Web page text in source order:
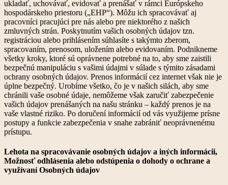
ukladať, uchovávať, evidovať a prenášať v rámci Európskeho
hospodárskeho priestoru („EHP“). Môžu ich spracovávať aj
pracovníci pracujúci pre nás alebo pre niektorého z našich
zmluvných strán. Poskytnutím vašich osobných údajov tzn.
registráciou alebo prihlásením súhlasíte s takýmto zberom,
spracovaním, prenosom, uložením alebo evidovaním. Podnikneme
všetky kroky, ktoré sú oprávnene potrebné na to, aby sme zaistili
bezpečnú manipuláciu s vašimi údajmi v súlade s týmito zásadami
ochrany osobných údajov. Prenos informácií cez internet však nie je
úplne bezpečný. Urobíme všetko, čo je v našich silách, aby sme
chránili vaše osobné údaje, nemôžeme však zaručiť zabezpečenie
vašich údajov prenášaných na našu stránku – každý prenos je na
vaše vlastné riziko. Po doručení informácií od vás využijeme prísne
postupy a funkcie zabezpečenia v snahe zabrániť neoprávnenému
prístupu.
Lehota na spracovávanie osobných údajov a iných informácii,
Možnosť odhlásenia alebo odstúpenia o dohody o ochrane a
využívaní Osobných údajov